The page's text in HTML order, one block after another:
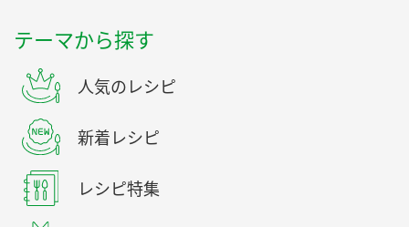
テーマから探す
人気のレシピ
新着レシピ
レシピ特集